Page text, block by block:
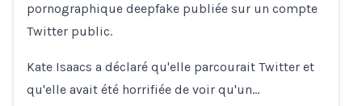
pornographique deepfake publiée sur un compte
Twitter public.
Kate Isaacs a déclaré qu'elle parcourait Twitter et
qu'elle avait été horrifiée de voir qu'un…